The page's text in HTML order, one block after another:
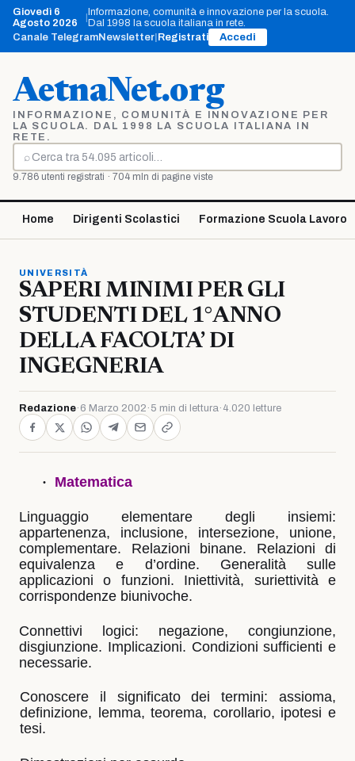
Vai
contenuto
Giovedì 6
Agosto 2026
Informazione, comunità e innovazione per la scuola.
Dal 1998 la scuola italiana in rete.
Canale TelegramNewsletter Registrati Accedi
AetnaNet.org
INFORMAZIONE, COMUNITÀ E INNOVAZIONE PER
LA SCUOLA. DAL 1998 LA SCUOLA ITALIANA IN
RETE.
⌕
Cerca
9.786 utenti registrati · 704 mln di pagine viste
Home Dirigenti Scolastici Formazione Scuola Lavoro
UNIVERSITÀ
SAPERI MINIMI PER GLI
STUDENTI DEL 1°ANNO
DELLA FACOLTA’ DI
INGEGNERIA
Redazione· 6 Marzo 2002 · 5 min di lettura· 4.020 letture
· Matematica
Linguaggio elementare degli insiemi:
appartenenza, inclusione, intersezione, unione,
complementare. Relazioni binane. Relazioni di
equivalenza e d’ordine. Generalità sulle
applicazioni o funzioni. Iniettività, suriettività e
corrispondenze biunivoche.
Connettivi logici: negazione, congiunzione,
disgiunzione. Implicazioni. Condizioni sufficienti e
necessarie.
Conoscere il significato dei termini: assioma,
definizione, lemma, teorema, corollario, ipotesi e
tesi.